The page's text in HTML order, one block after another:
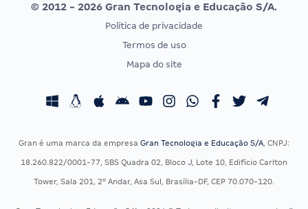
Vunesp
CONCURSOS POR PROFISSÃO
Concursos Fiscais
EXAME DE ORDEM
Calendário OAB
© 2012 - 2026 Gran Tecnologia e Educação S/A.
Política de privacidade
Termos de uso
Mapa do site
Gran é uma marca da empresa Gran Tecnologia e Educação S/A, CNPJ:
18.260.822/0001-77, SBS Quadra 02, Bloco J, Lote 10, Edifício Carlton
Tower, Sala 201, 2º Andar, Asa Sul, Brasília-DF, CEP 70.070-120.